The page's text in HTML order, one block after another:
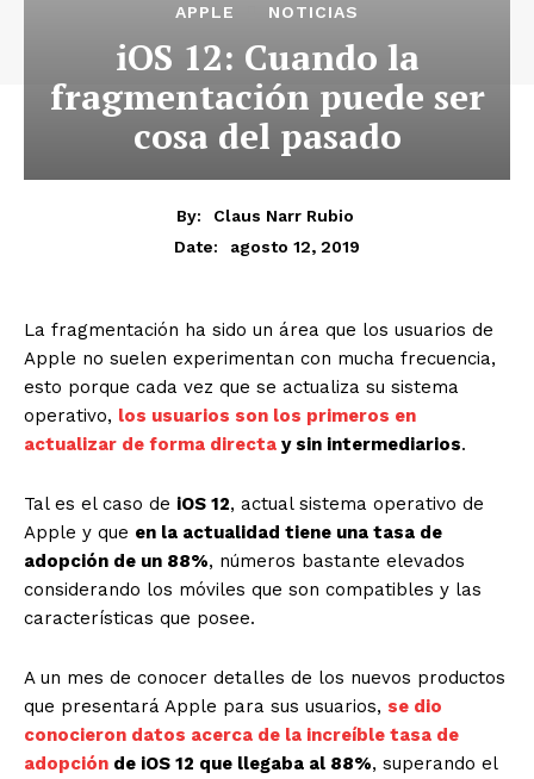
APPLE NOTICIAS
iOS 12: Cuando la
fragmentación puede ser
cosa del pasado
By:
Claus Narr Rubio
Date:
agosto 12, 2019
La fragmentación ha sido un área que los usuarios de
Apple no suelen experimentan con mucha frecuencia,
esto porque cada vez que se actualiza su sistema
operativo, los usuarios son los primeros en
actualizar de forma directa y sin intermediarios.
Tal es el caso de iOS 12, actual sistema operativo de
Apple y que en la actualidad tiene una tasa de
adopción de un 88%, números bastante elevados
considerando los móviles que son compatibles y las
características que posee.
A un mes de conocer detalles de los nuevos productos
que presentará Apple para sus usuarios, se dio
conocieron datos acerca de la increíble tasa de
adopción de iOS 12 que llegaba al 88%, superando el